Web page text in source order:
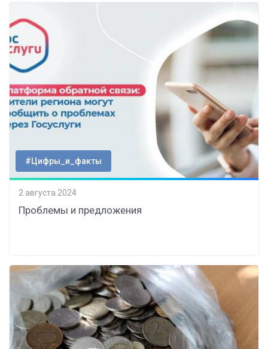
#Цифры_и_факты
2 августа 2024
Проблемы и предложения